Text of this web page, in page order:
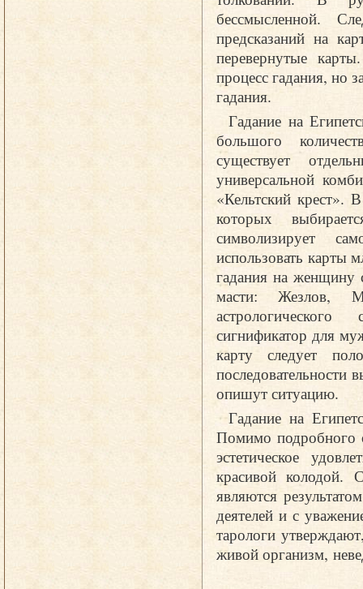
бессмысленной.
предсказаний на
перевернутые
процесс гадания, но
гадания.
Гадание на
большого
существует
универсальной
«Кельтский крест».
которых
символизирует
использовать карты
гадания на женщину
масти: Жезлов,
сигнификатор для
карту следует
последовательности
опишут ситуацию.
Гадание на
Помимо подробного
эстетическое
красивой колодой.
являются
деятелей и с
тарологи
живой организм,